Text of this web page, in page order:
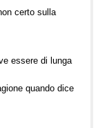
certo sulla
essere di lunga
quando dice